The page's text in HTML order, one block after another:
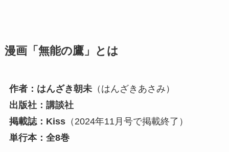
漫画「無能の鷹」とは
作者：はんざき朝未（はんざきあさみ）
出版社：講談社
掲載誌：Kiss（2024年11月号で掲載終了）
単行本：全8巻